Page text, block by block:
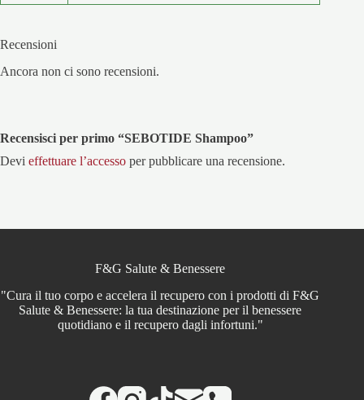
Recensioni
Ancora non ci sono recensioni.
Recensisci per primo “SEBOTIDE Shampoo”
Devi effettuare l’accesso per pubblicare una recensione.
F&G Salute & Benessere
"Cura il tuo corpo e accelera il recupero con i prodotti di F&G
Salute & Benessere: la tua destinazione per il benessere
quotidiano e il recupero dagli infortuni."